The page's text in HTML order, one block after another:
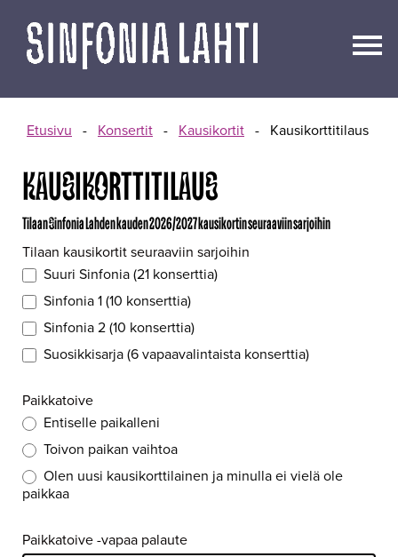
sisältöön
Etusivu - Konsertit - Kausikortit - Kausikorttitilaus
KAUSIKORTTITILAUS
Tilaan Sinfonia Lahden kauden 2026/2027 kausikortin seuraaviin sarjoihin
Kausikorttitilaus
FI
Tilaan kausikortit seuraaviin sarjoihin
Suuri Sinfonia (21 konserttia)
Sinfonia 1 (10 konserttia)
Sinfonia 2 (10 konserttia)
Suosikkisarja (6 vapaavalintaista konserttia)
Paikkatoive
Entiselle paikalleni
Toivon paikan vaihtoa
Olen uusi kausikorttilainen ja minulla ei vielä ole
paikkaa
Paikkatoive -vapaa palaute